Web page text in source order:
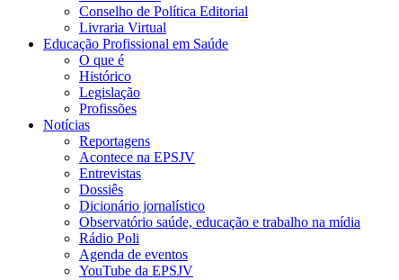
Conselho de Política Editorial
Livraria Virtual
Educação Profissional em Saúde
O que é
Histórico
Legislação
Profissões
Notícias
Reportagens
Acontece na EPSJV
Entrevistas
Dossiês
Dicionário jornalístico
Observatório saúde, educação e trabalho na mídia
Rádio Poli
Agenda de eventos
YouTube da EPSJV